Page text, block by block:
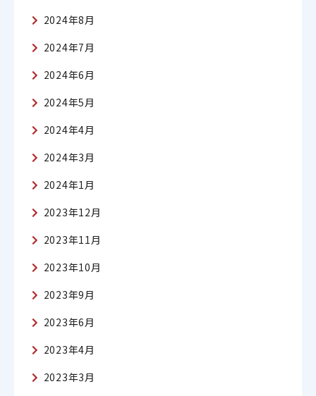
2024年8月
2024年7月
2024年6月
2024年5月
2024年4月
2024年3月
2024年1月
2023年12月
2023年11月
2023年10月
2023年9月
2023年6月
2023年4月
2023年3月